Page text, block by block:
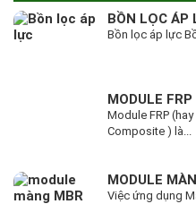
BỒN LỌC ÁP
Bồn lọc áp lực
MODULE FRP
Module FRP
Composite ) là...
MODULE
Việc ứng dụng